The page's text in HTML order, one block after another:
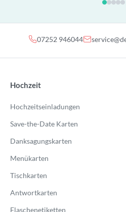
07252 946044
Hochzeit
Hochzeitseinladungen
Save-the-Date Karten
Danksagungskarten
Menükarten
Tischkarten
Antwortkarten
Flaschenetiketten